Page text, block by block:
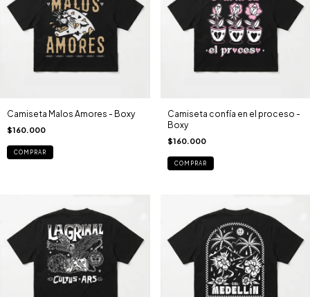
Camiseta Malos Amores - Boxy
$160.000
COMPRAR
Camiseta confía en el proceso -
Boxy
$160.000
COMPRAR